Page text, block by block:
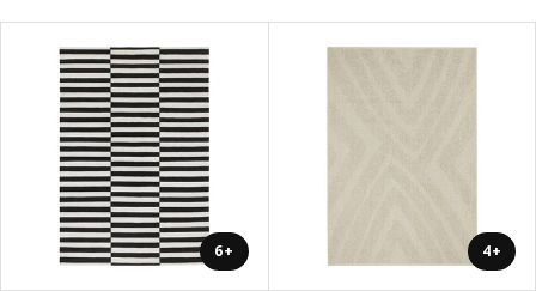
+4
+6